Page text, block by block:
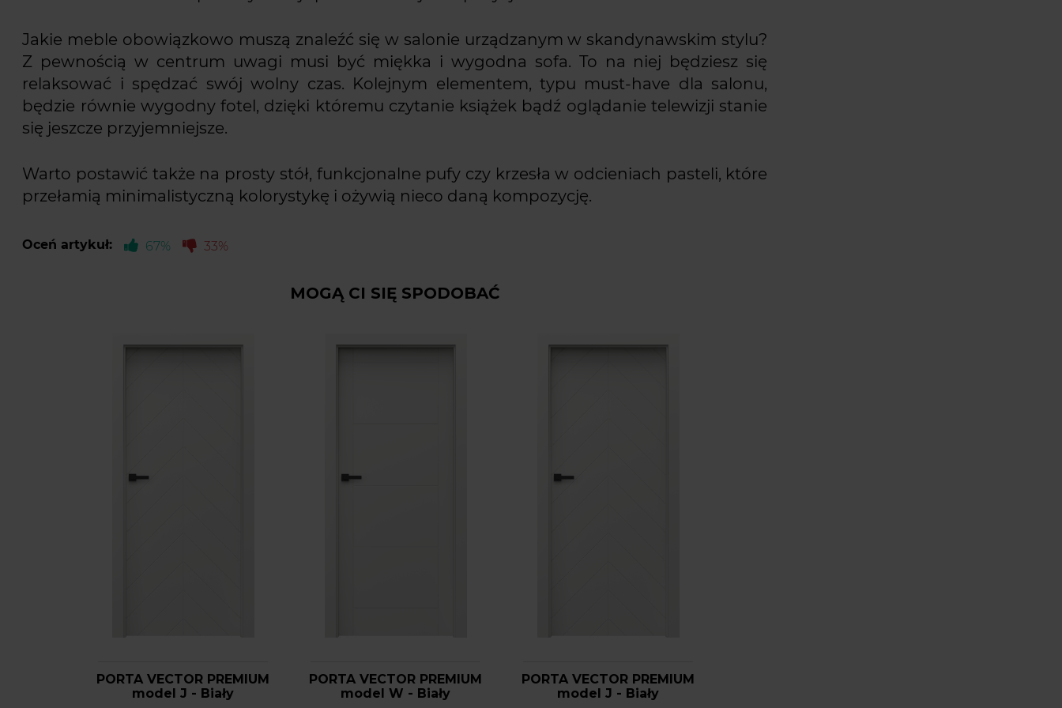
Jakie meble obowiązkowo muszą znaleźć się w salonie urządzanym w skandynawskim stylu?
Z pewnością w centrum uwagi musi być miękka i wygodna sofa. To na niej będziesz się
relaksować i spędzać swój wolny czas. Kolejnym elementem, typu must-have dla salonu,
będzie równie wygodny fotel, dzięki któremu czytanie książek bądź oglądanie telewizji stanie
się jeszcze przyjemniejsze.
Warto postawić także na prosty stół, funkcjonalne pufy czy krzesła w odcieniach pasteli, które
przełamią minimalistyczną kolorystykę i ożywią nieco daną kompozycję.
Oceń artykuł: 67% 33%